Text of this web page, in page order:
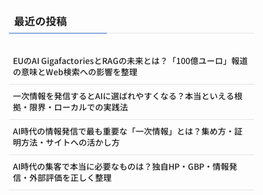
最近の投稿
EUのAI GigafactoriesとRAGの未来とは？「100億ユーロ」報道
の意味とWeb検索への影響を整理
一次情報を発信するとAIに選ばれやすくなる？本当といえる根
拠・限界・ローカルでの実践法
AI時代の情報発信で最も重要な「一次情報」とは？集め方・証
明方法・サイトへの活かし方
AI時代の集客で本当に必要なものは？独自HP・GBP・情報発
信・外部評価を正しく整理